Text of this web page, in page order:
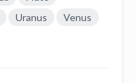
Uranus Venus